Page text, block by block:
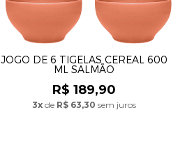
JOGO DE 6 TIGELAS CEREAL 600
ML SALMÃO
R$ 189,90
3xde R$ 63,30 sem juros